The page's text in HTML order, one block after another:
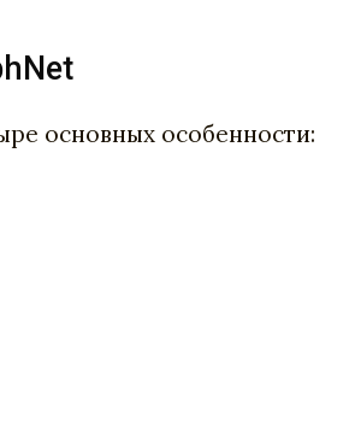
основных особенности: